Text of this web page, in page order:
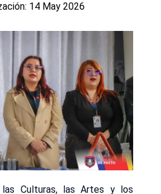
14 May 2026
Culturas, las Artes y los